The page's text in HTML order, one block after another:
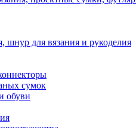
шнур для вязания и рукоделия
сумок
обуви